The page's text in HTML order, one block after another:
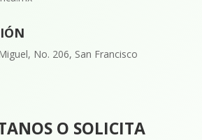
No. 206, San Francisco
O SOLICITA